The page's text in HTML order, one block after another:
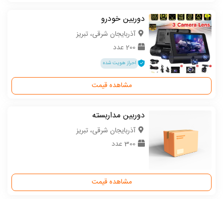
دوربین خودرو
آذربایجان شرقی، تبریز
200 عدد
احراز هویت شده
مشاهده قیمت
دوربین مداربسته
آذربایجان شرقی، تبریز
300 عدد
مشاهده قیمت